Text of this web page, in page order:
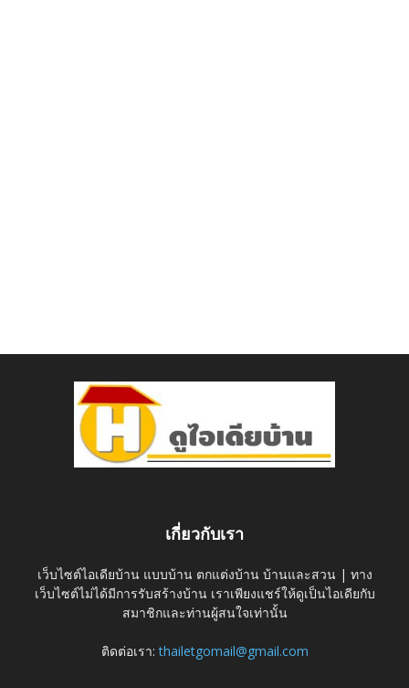
เกี่ยวกับเรา
เว็บไซต์ไอเดียบ้าน แบบบ้าน ตกแต่งบ้าน บ้านและสวน | ทาง
เว็บไซต์ไม่ได้มีการรับสร้างบ้าน เราเพียงแชร์ให้ดูเป็นไอเดียกับ
สมาชิกและท่านผู้สนใจเท่านั้น
ติดต่อเรา:thailetgomail@gmail.com